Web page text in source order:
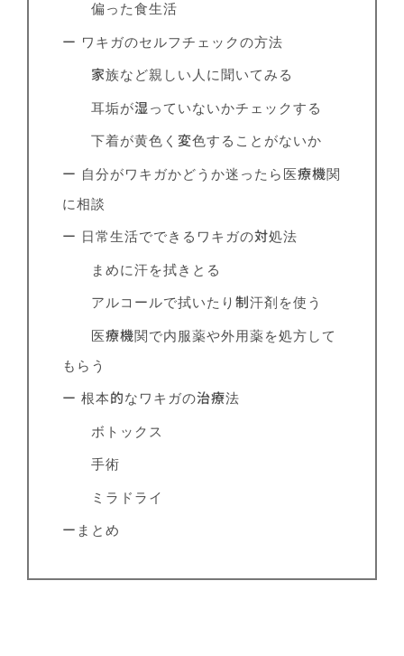
偏った食生活
ー ワキガのセルフチェックの方法
家族など親しい人に聞いてみる
耳垢が湿っていないかチェックする
下着が黄色く変色することがないか
ー 自分がワキガかどうか迷ったら医療機関
に相談
ー 日常生活でできるワキガの対処法
まめに汗を拭きとる
アルコールで拭いたり制汗剤を使う
医療機関で内服薬や外用薬を処方して
もらう
ー 根本的なワキガの治療法
ボトックス
手術
ミラドライ
ーまとめ